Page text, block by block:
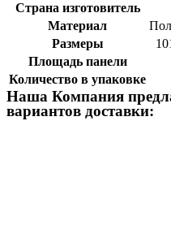
Страна изготовитель
Материал
Размеры
Площадь панели
Количество в упаковке
Наша Компания
вариантов доставки: